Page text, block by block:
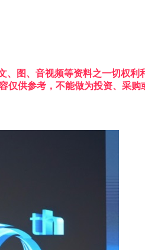
图、音视频等资料之一切权
供参考，不能做为投资、采购